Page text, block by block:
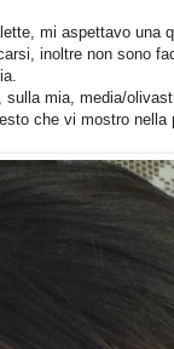
mi aspettavo
inoltre non sono
sulla mia, media/
che vi mostro nella